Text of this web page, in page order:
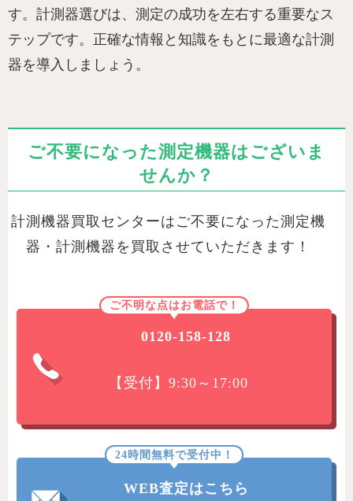
す。計測器選びは、測定の成功を左右する重要なス
テップです。正確な情報と知識をもとに最適な計測
器を導入しましょう。
ご不要になった測定機器はございま
せんか？
計測機器買取センターはご不要になった測定機
器・計測機器を買取させていただきます！
ご不明な点はお電話で！
0120-158-128
【受付】9:30～17:00
24時間無料で受付中！
WEB査定はこちら